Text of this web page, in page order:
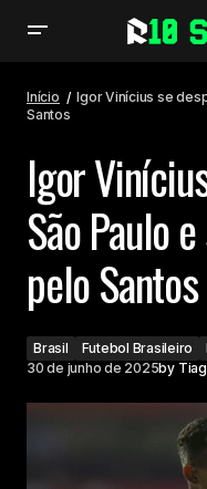
Início
Igor Vinícius se
Santos
Igor
São Paulo
pelo Santos
Brasil Futebol Brasileiro
30 de junho de 2025by